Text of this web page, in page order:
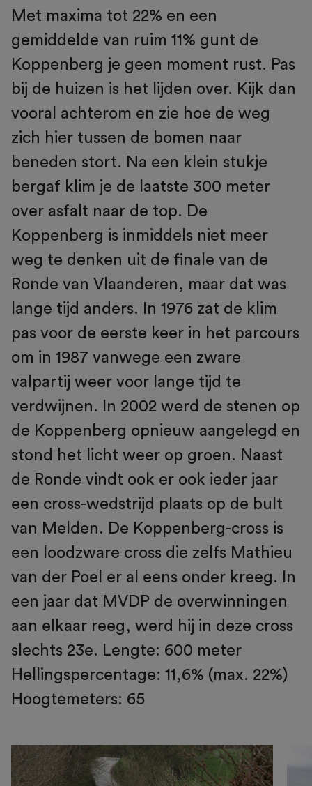
Met maxima tot 22% en een
gemiddelde van ruim 11% gunt de
Koppenberg je geen moment rust. Pas
bij de huizen is het lijden over. Kijk dan
vooral achterom en zie hoe de weg
zich hier tussen de bomen naar
beneden stort. Na een klein stukje
bergaf klim je de laatste 300 meter
over asfalt naar de top. De
Koppenberg is inmiddels niet meer
weg te denken uit de finale van de
Ronde van Vlaanderen, maar dat was
lange tijd anders. In 1976 zat de klim
pas voor de eerste keer in het parcours
om in 1987 vanwege een zware
valpartij weer voor lange tijd te
verdwijnen. In 2002 werd de stenen op
de Koppenberg opnieuw aangelegd en
stond het licht weer op groen. Naast
de Ronde vindt ook er ook ieder jaar
een cross-wedstrijd plaats op de bult
van Melden. De Koppenberg-cross is
een loodzware cross die zelfs Mathieu
van der Poel er al eens onder kreeg. In
een jaar dat MVDP de overwinningen
aan elkaar reeg, werd hij in deze cross
slechts 23e. Lengte: 600 meter
Hellingspercentage: 11,6% (max. 22%)
Hoogtemeters: 65